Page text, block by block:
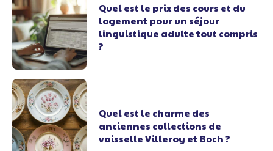
Quel est le prix des cours et du
logement pour un séjour
linguistique adulte tout compris
?
Quel est le charme des
anciennes collections de
vaisselle Villeroy et Boch ?